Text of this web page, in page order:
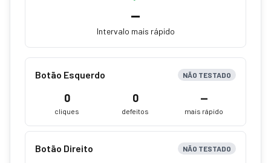
—
Intervalo mais rápido
Botão Esquerdo NÃO TESTADO
0
cliques
0
defeitos
—
mais rápido
Botão Direito NÃO TESTADO